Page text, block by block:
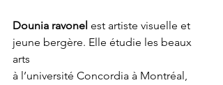
Dounia ravonel est artiste visuelle et
jeune bergère. Elle étudie les beaux
arts
à l’université Concordia à Montréal,